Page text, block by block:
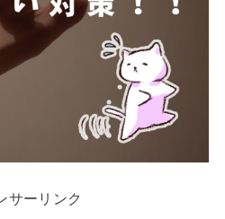
サーリンク